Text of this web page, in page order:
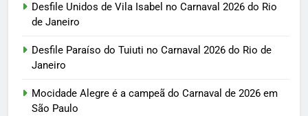
Desfile Unidos de Vila Isabel no Carnaval 2026 do Rio
de Janeiro
Desfile Paraíso do Tuiuti no Carnaval 2026 do Rio de
Janeiro
Mocidade Alegre é a campeã do Carnaval de 2026 em
São Paulo